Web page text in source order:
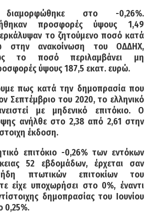
στο -0,26%.
προσφορές ύψους 1,49
το ζητούμενο ποσό κατά
στην ανακοίνωση του ΟΔΔΗΧ,
το ποσό περιλαμβάνει μη
ύψους 187,5 εκατ. ευρώ.
πως κατά την δημοπρασία που
Σεπτέμβριο του 2020, το ελληνικό
με μηδενικό επιτόκιο. Ο
ανήλθε στο 2,38 από 2,61 στην
έκδοση.
επιτόκιο -0,26% των εντόκων
52 εβδομάδων, έρχεται σαν
πτωτικών επιτοκίων του
είχε υποχωρήσει στο 0%, έναντι
δημοπρασίας του Ιουνίου
0,25%.